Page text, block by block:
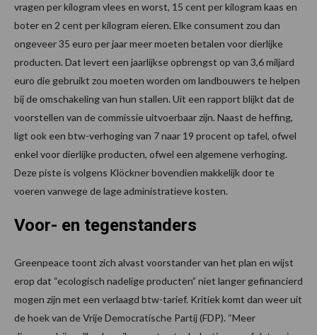
vragen per kilogram vlees en worst, 15 cent per kilogram kaas en
boter en 2 cent per kilogram eieren. Elke consument zou dan
ongeveer 35 euro per jaar meer moeten betalen voor dierlijke
producten. Dat levert een jaarlijkse opbrengst op van 3,6 miljard
euro die gebruikt zou moeten worden om landbouwers te helpen
bij de omschakeling van hun stallen. Uit een rapport blijkt dat de
voorstellen van de commissie uitvoerbaar zijn. Naast de heffing,
ligt ook een btw-verhoging van 7 naar 19 procent op tafel, ofwel
enkel voor dierlijke producten, ofwel een algemene verhoging.
Deze piste is volgens Klöckner bovendien makkelijk door te
voeren vanwege de lage administratieve kosten.
Voor- en tegenstanders
Greenpeace toont zich alvast voorstander van het plan en wijst
erop dat “ecologisch nadelige producten” niet langer gefinancierd
mogen zijn met een verlaagd btw-tarief. Kritiek komt dan weer uit
de hoek van de Vrije Democratische Partij (FDP). “Meer